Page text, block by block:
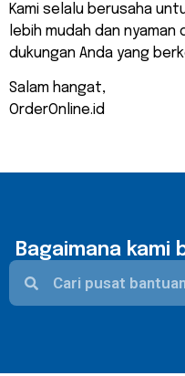
Kami selalu berusaha
lebih mudah dan nyaman
dukungan Anda yang
Salam hangat,
OrderOnline.id
Bagaimana kami